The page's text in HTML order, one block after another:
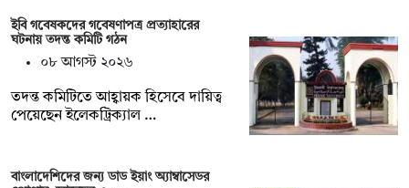
ইবি গবেষকদের গবেষণাপত্র প্রত্যাহারের
ঘটনায় তদন্ত কমিটি গঠন
০৮ আগস্ট ২০২৬
তদন্ত কমিটিতে আহ্বায়ক হিসেবে দায়িত্ব
পেয়েছেন ইলেকট্রিক্যাল …
বাংলাদেশিদের জন্য ডাড ইয়াং অ্যাম্বাসেডর